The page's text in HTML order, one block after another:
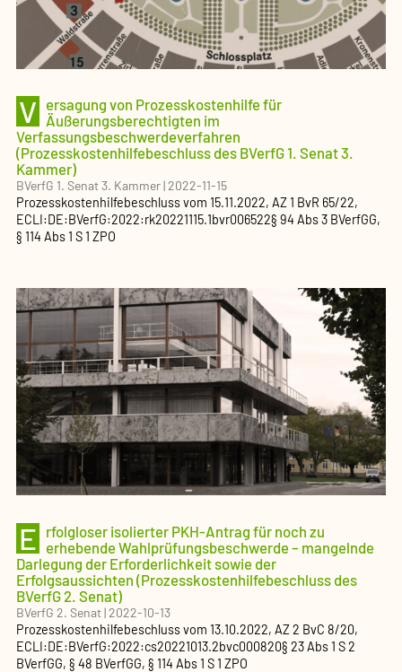
V ersagung von Prozesskostenhilfe für
Äußerungsberechtigten im
Verfassungsbeschwerdeverfahren
(Prozesskostenhilfebeschluss des BVerfG 1. Senat 3.
Kammer)
BVerfG 1. Senat 3. Kammer|2022-11-15
Prozesskostenhilfebeschlussvom 15.11.2022, AZ1 BvR 65/22,
ECLI:DE:BVerfG:2022:rk20221115.1bvr006522§ 94 Abs 3 BVerfGG,
§ 114 Abs 1 S 1 ZPO
E rfolgloser isolierter PKH-Antrag für noch zu
erhebende Wahlprüfungsbeschwerde – mangelnde
Darlegung der Erforderlichkeit sowie der
Erfolgsaussichten (Prozesskostenhilfebeschluss des
BVerfG 2. Senat)
BVerfG 2. Senat|2022-10-13
Prozesskostenhilfebeschlussvom 13.10.2022, AZ2 BvC 8/20,
ECLI:DE:BVerfG:2022:cs20221013.2bvc000820§ 23 Abs 1 S 2
BVerfGG, § 48 BVerfGG, § 114 Abs 1 S 1 ZPO